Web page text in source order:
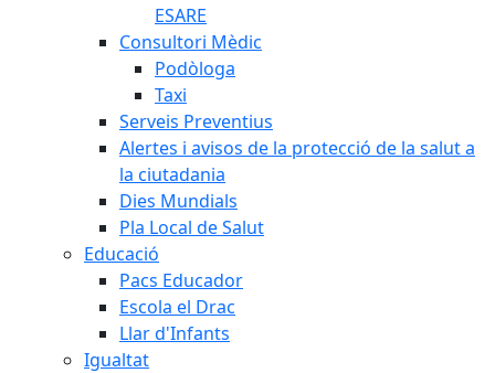
ESARE
Consultori Mèdic
Podòloga
Taxi
Serveis Preventius
Alertes i avisos de la protecció de la salut a
la ciutadania
Dies Mundials
Pla Local de Salut
Educació
Pacs Educador
Escola el Drac
Llar d'Infants
Igualtat